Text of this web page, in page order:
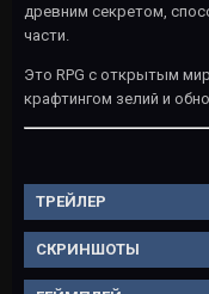
древним секретом,
части.
Это RPG с открытым
крафтингом зелий и
ТРЕЙЛЕР
СКРИНШОТЫ